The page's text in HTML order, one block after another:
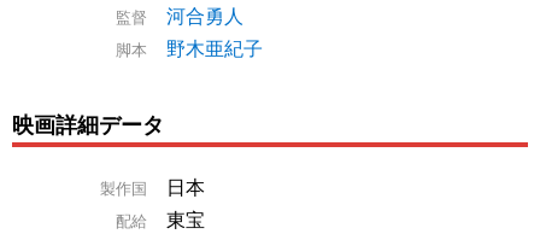
監督 河合勇人
脚本 野木亜紀子
映画詳細データ
製作国 日本
配給 東宝